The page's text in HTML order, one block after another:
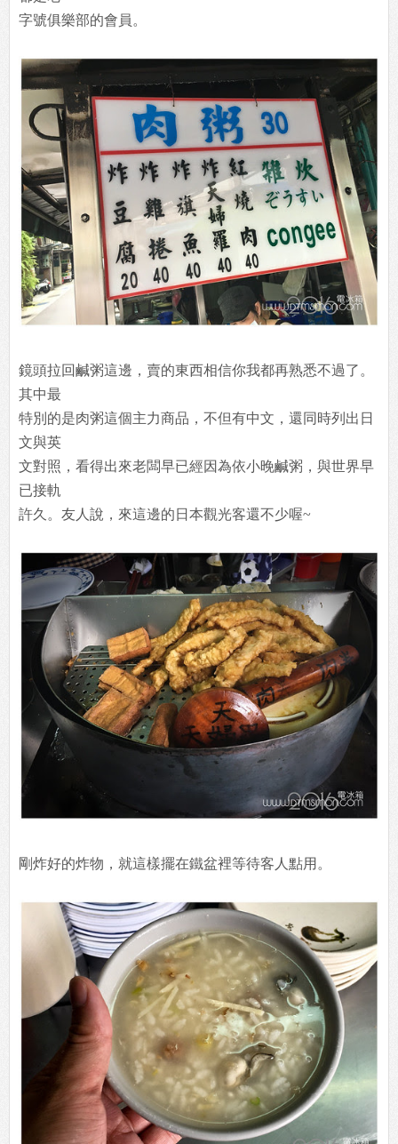
字號俱樂部的會員。
鏡頭拉回鹹粥這邊，賣的東西相信你我都再熟悉不過了。
其中最
特別的是肉粥這個主力商品，不但有中文，還同時列出日
文與英
文對照，看得出來老闆早已經因為依小晚鹹粥，與世界早
已接軌
許久。友人說，來這邊的日本觀光客還不少喔~
剛炸好的炸物，就這樣擺在鐵盆裡等待客人點用。